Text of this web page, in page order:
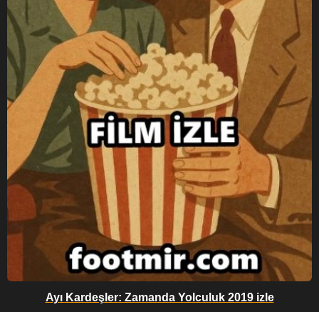
Ayı Kardeşler: Zamanda Yolculuk 2019 izle